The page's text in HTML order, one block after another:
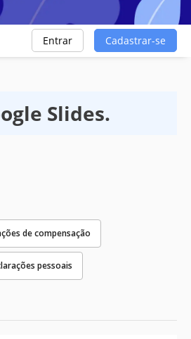
Entrar Cadastrar-se
Slides.
de compensação
pessoais